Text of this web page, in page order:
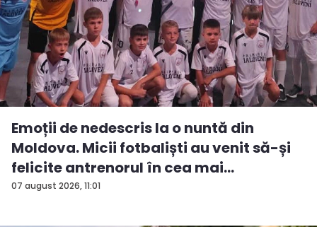
07 august 2026, 11:01
Emoții de nedescris la o nuntă din
Moldova. Micii fotbaliști au venit să-și
felicite antrenorul în cea mai
importan...